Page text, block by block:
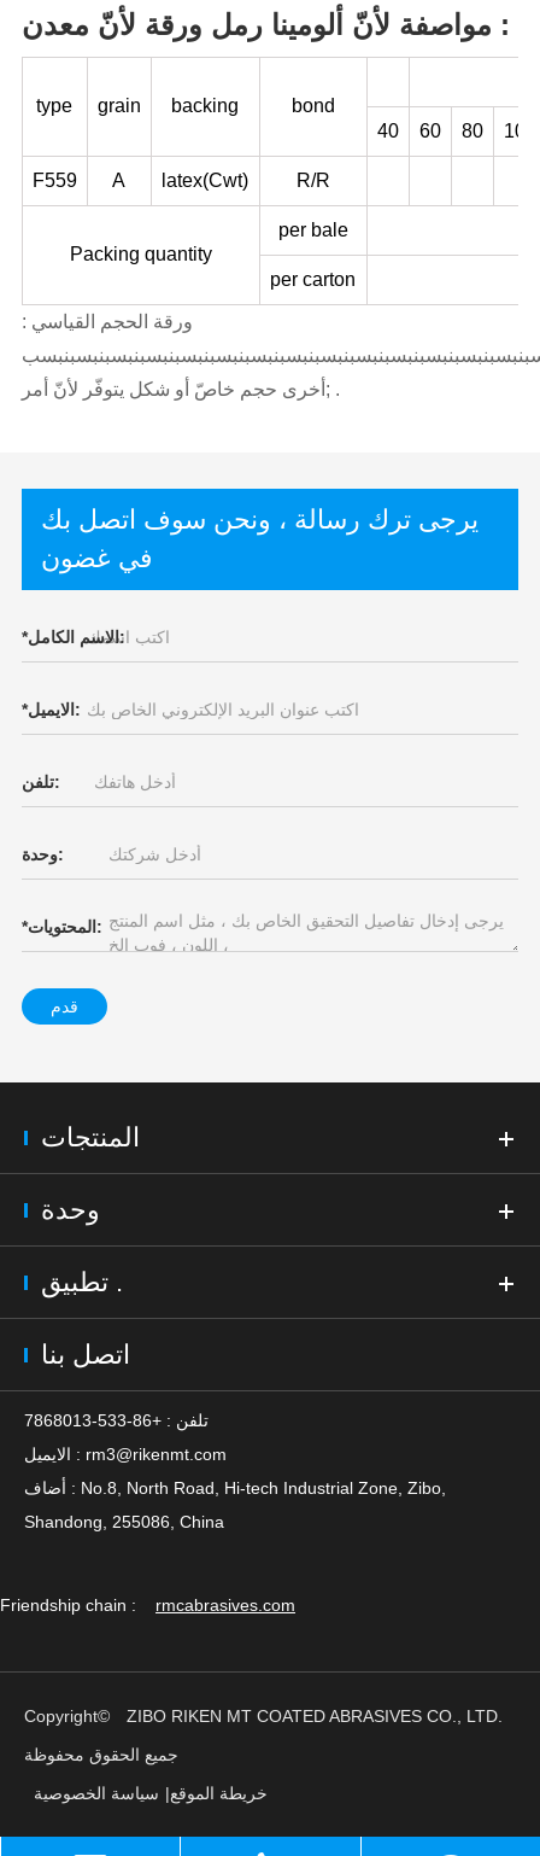
مواصفة لأنّ ألومينا رمل ورقة لأنّ معدن :
type grain backing
bond
40
60 80 100
F559 A latex(Cwt) R/R
Packing quantity
per bale
per carton
ورقة الحجم القياسي :
;أخرى حجم خاصّ أو شكل يتوفّر لأنّ أمر .
يرجى ترك رسالة ، ونحن سوف اتصل بك
في غضون
* الاسم الكامل:
* الايميل:
تلفن:
وحدة:
* المحتويات:
قدم
المنتجات
وحدة
تطبيق .
اتصل بنا
تلفن : +86-533-7868013
الايميل : rm3@rikenmt.com
أضاف : No.8, North Road, Hi-tech Industrial Zone, Zibo,
Shandong, 255086, China
Friendship chain : rmcabrasives.com
Copyright©
ZIBO RIKEN MT COATED ABRASIVES CO., LTD.
جميع الحقوق محفوظة
خريطة الموقع| سياسة الخصوصية